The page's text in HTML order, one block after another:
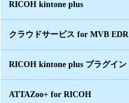
RICOH kintone plus
クラウドサービス for MVB EDR
RICOH kintone plus プラグイン
ATTAZoo+ for RICOH